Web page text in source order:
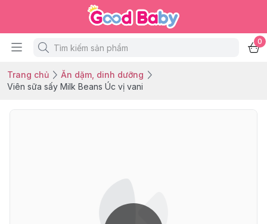
0
Trang chủ
Ăn dặm, dinh dưỡng
Viên sữa sấy Milk Beans Úc vị vani